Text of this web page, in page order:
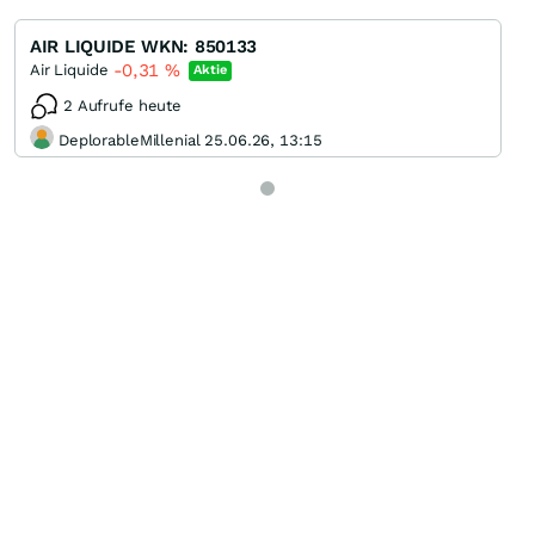
Knock-Out-Suche
Zertifikate-Suche
AIR LIQUIDE WKN: 850133
Air Liquide -0,31 % Aktie
2 Aufrufe heute
DeplorableMillenial 25.06.26, 13:15